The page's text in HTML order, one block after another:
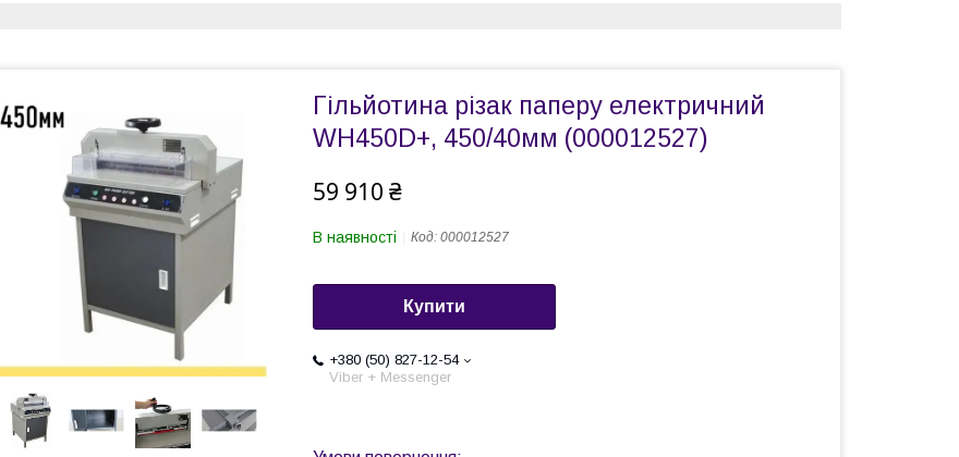
Гільйотина різак паперу електричний
WH450D+, 450/40мм (000012527)
59 910 ₴
В наявності Код: 000012527
Купити
+380 (50) 827-12-54
Viber + Messenger